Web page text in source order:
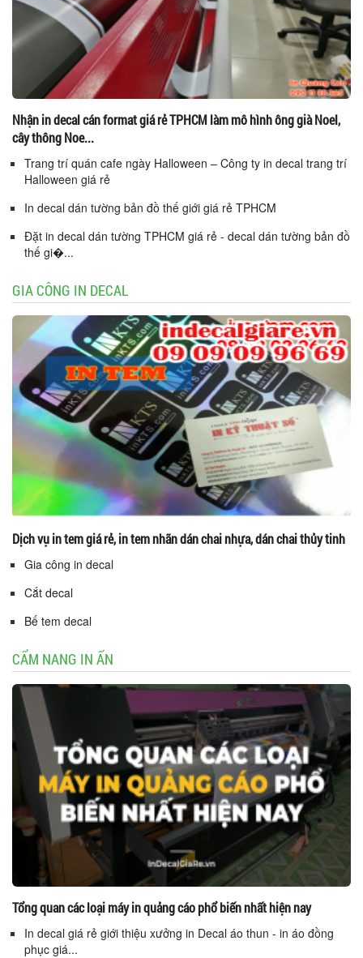
Nhận in decal cán format giá rẻ TPHCM làm mô hình ông già Noel,
cây thông Noe...
Trang trí quán cafe ngày Halloween – Công ty in decal trang trí
Halloween giá rẻ
In decal dán tường bản đồ thế giới giá rẻ TPHCM
Đặt in decal dán tường TPHCM giá rẻ - decal dán tường bản đồ
thế gi�...
GIA CÔNG IN DECAL
Dịch vụ in tem giá rẻ, in tem nhãn dán chai nhựa, dán chai thủy tinh
Gia công in decal
Cắt decal
Bế tem decal
CẨM NANG IN ẤN
Tổng quan các loại máy in quảng cáo phổ biến nhất hiện nay
In decal giá rẻ giới thiệu xưởng in Decal áo thun - in áo đồng
phục giá...